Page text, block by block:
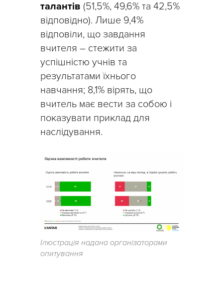
талантів (51,5%, 49,6% та 42,5%
відповідно). Лише 9,4%
відповіли, що завдання
вчителя – стежити за
успішністю учнів та
результатами їхнього
навчання; 8,1% вірять, що
вчитель має вести за собою і
показувати приклад для
наслідування.
Ілюстрація надана організаторами
опитування